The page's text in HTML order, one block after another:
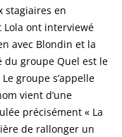
stagiaires en
Lola ont interviewé
avec Blondin et la
du groupe Quel est le
groupe s’appelle
vient d’une
précisément « La
de rallonger un